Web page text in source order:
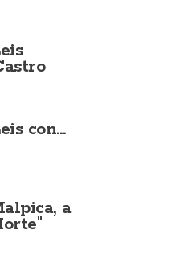
con...
a